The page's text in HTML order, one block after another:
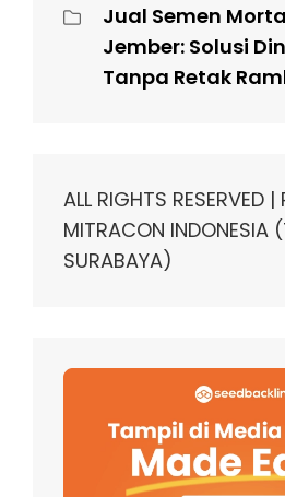
Jual Semen
Jember: Solusi
Tanpa Retak
ALL RIGHTS RESERVED
MITRACON INDONESIA
SURABAYA)